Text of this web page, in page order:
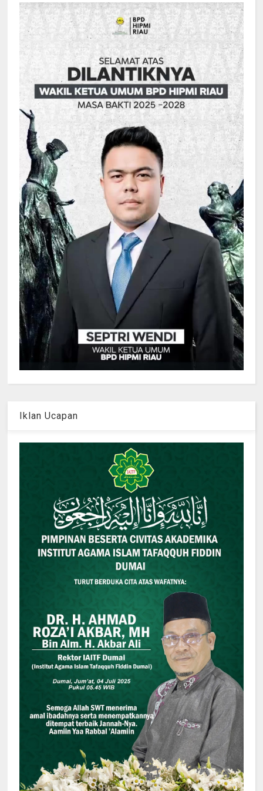
Iklan Ucapan